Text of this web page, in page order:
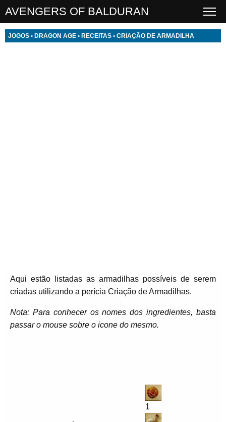
AVENGERS OF BALDURAN
JOGOS • DRAGON AGE • RECEITAS • CRIAÇÃO DE ARMADILHA
Aqui estão listadas as armadilhas possíveis de serem
criadas utilizando a perícia Criação de Armadilhas.
Nota: Para conhecer os nomes dos ingredientes, basta
passar o mouse sobre o icone do mesmo.
1